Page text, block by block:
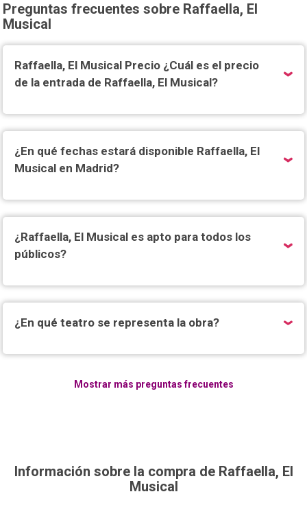
Preguntas frecuentes sobre Raffaella, El
Musical
Raffaella, El Musical Precio ¿Cuál es el precio
de la entrada de Raffaella, El Musical?
¿En qué fechas estará disponible Raffaella, El
Musical en Madrid?
¿Raffaella, El Musical es apto para todos los
públicos?
¿En qué teatro se representa la obra?
Mostrar más preguntas frecuentes
Información sobre la compra de Raffaella, El
Musical